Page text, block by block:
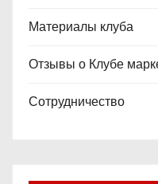
Материалы клуба
Отзывы о Клубе
Сотрудничество